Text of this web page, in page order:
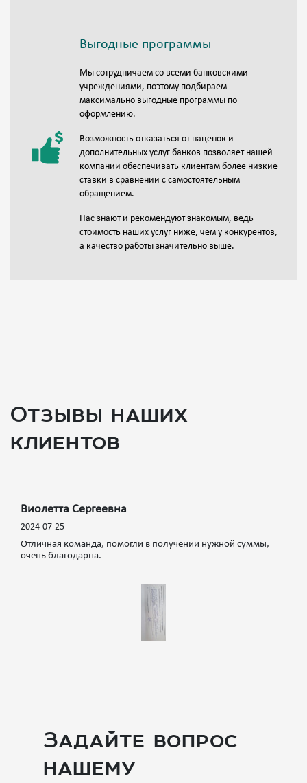
Выгодные программы
Мы сотрудничаем со всеми банковскими
учреждениями, поэтому подбираем
максимально выгодные программы по
оформлению.
Возможность отказаться от наценок и
дополнительных услуг банков позволяет нашей
компании обеспечивать клиентам более низкие
ставки в сравнении с самостоятельным
обращением.
Нас знают и рекомендуют знакомым, ведь
стоимость наших услуг ниже, чем у конкурентов,
а качество работы значительно выше.
Отзывы наших
клиентов
Виолетта Сергеевна
2024-07-25
Отличная команда, помогли в получении нужной суммы,
очень благодарна.
Задайте вопрос
нашему